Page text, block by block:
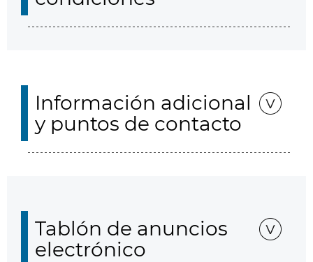
Información adicional
y puntos de contacto
Tablón de anuncios
electrónico